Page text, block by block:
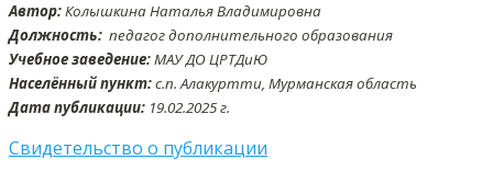
Автор:Колышкина Наталья Владимировна
Должность: педагог дополнительного образования
Учебное заведение:МАУ ДО ЦРТДиЮ
Населённый пункт:с.п. Алакуртти, Мурманская область
Дата публикации: 19.02.2025 г.
Свидетельство о публикации